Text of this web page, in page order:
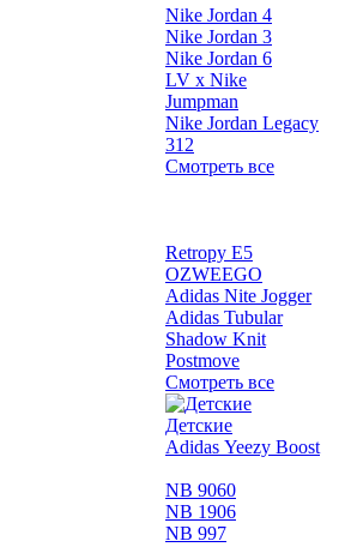
Nike Jordan 4
Nike Jordan 3
Nike Jordan 6
LV x Nike
Jumpman
Nike Jordan Legacy
312
Смотреть все
Retropy E5
OZWEEGO
Adidas Nite Jogger
Adidas Tubular
Shadow Knit
Postmove
Смотреть все
Детские
Adidas Yeezy Boost
NB 9060
NB 1906
NB 997